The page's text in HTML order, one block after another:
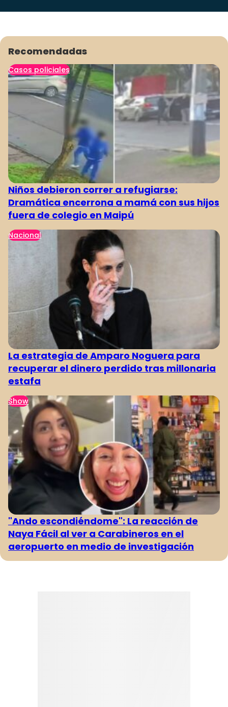
Recomendadas
Casos policiales
Niños debieron correr a refugiarse:
Dramática encerrona a mamá con sus hijos
fuera de colegio en Maipú
Nacional
La estrategia de Amparo Noguera para
recuperar el dinero perdido tras millonaria
estafa
Show
"Ando escondiéndome": La reacción de
Naya Fácil al ver a Carabineros en el
aeropuerto en medio de investigación